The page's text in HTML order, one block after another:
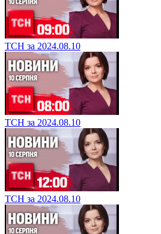
ТСН за 2024.08.10
ТСН за 2024.08.10
ТСН за 2024.08.10